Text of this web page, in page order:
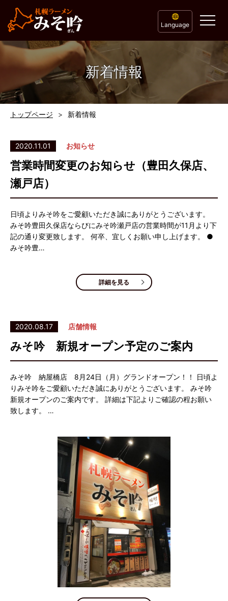
Language
新着情報
トップページ 新着情報
2020.11.01 お知らせ
営業時間変更のお知らせ（豊田久保店、
瀬戸店）
日頃よりみそ吟をご愛顧いただき誠にありがとうございます。
みそ吟豊田久保店ならびにみそ吟瀬戸店の営業時間が11月より下
記の通り変更致します。 何卒、宜しくお願い申し上げます。 ●
みそ吟豊…
詳細を見る
2020.08.17 店舗情報
みそ吟 新規オープン予定のご案内
みそ吟 納屋橋店 8月24日（月）グランドオープン！！ 日頃よ
りみそ吟をご愛顧いただき誠にありがとうございます。 みそ吟
新規オープンのご案内です。 詳細は下記よりご確認の程お願い
致します。 …